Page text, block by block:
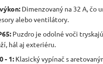
Dimenzovaný na 32 A, čo
alebo ventilátory.
Puzdro je odolné voči
hál aj exteriéru.
- 1: Klasický vypínač s